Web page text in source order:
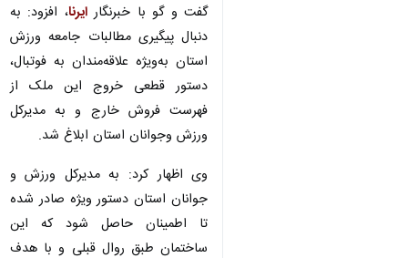
گفت و گو با خبرنگارایرنا، افزود: به
دنبال پیگیری مطالبات جامعه ورزش
استان به‌ویژه علاقه‌مندان به فوتبال،
دستور قطعی خروج این ملک از
فهرست فروش خارج و به مدیرکل
ورزش وجوانان استان ابلاغ شد.
وی اظهار کرد:‌ به مدیرکل ورزش و
جوانان استان دستور ویژه‌ صادر شده
تا اطمینان حاصل شود که این
ساختمان طبق روال قبلی و با هدف